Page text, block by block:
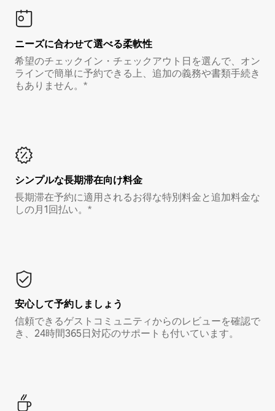
ニーズに合わせて選べる柔軟性
希望のチェックイン・チェックアウト日を選んで、オン
ラインで簡単に予約できる上、追加の義務や書類手続き
もありません。*
シンプルな長期滞在向け料金
長期滞在予約に適用されるお得な特別料金と追加料金な
しの月1回払い。*
安心して予約しましょう
信頼できるゲストコミュニティからのレビューを確認で
き、24時間365日対応のサポートも付いています。